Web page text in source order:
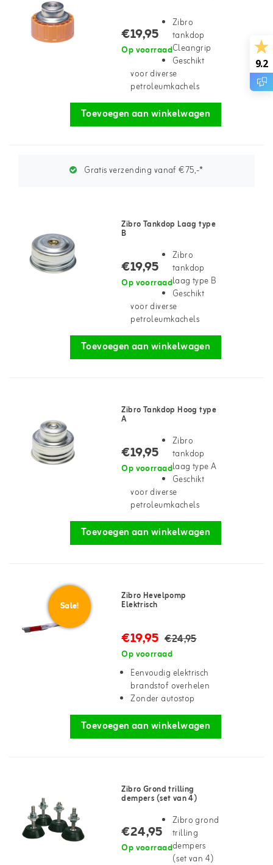
€19,95
Op voorraad
Zibro
tankdop
Cleangrip
Geschikt
voor diverse
petroleumkachels
Toevoegen aan winkelwagen
Gratis verzending vanaf €75,-*
Zibro Tankdop Laag type
B
€19,95
Op voorraad
Zibro
tankdop
laag type B
Geschikt
voor diverse
petroleumkachels
Toevoegen aan winkelwagen
Zibro Tankdop Hoog type
A
€19,95
Op voorraad
Zibro
tankdop
laag type A
Geschikt
voor diverse
petroleumkachels
Toevoegen aan winkelwagen
Sale!
Zibro Hevelpomp
Elektrisch
€19,95 €24,95
Op voorraad
Eenvoudig elektrisch
brandstof overhelen
Zonder autostop
Toevoegen aan winkelwagen
Zibro Grond trilling
dempers (set van 4)
€24,95
Op voorraad
Zibro grond
trilling
dempers
(set van 4)
9.2